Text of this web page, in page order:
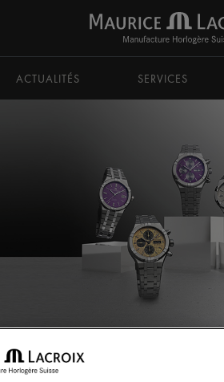
ACTUALITÉS SERVICES
AIKON Automatic Titanium